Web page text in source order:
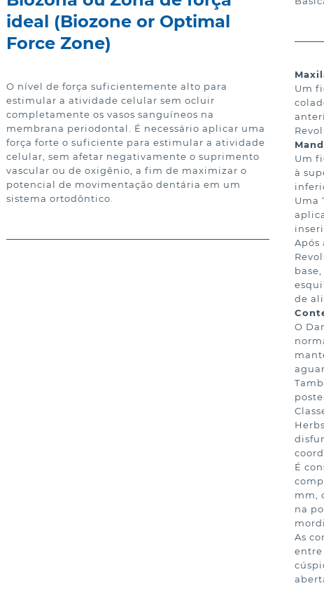
ideal (Biozone or Optimal
Force Zone)
O nível de força suficientemente alto para
estimular a atividade celular sem ocluir
completamente os vasos sanguíneos na
membrana periodontal. É necessário aplicar uma
força forte o suficiente para estimular a atividade
celular, sem afetar negativamente o suprimento
vascular ou de oxigênio, a fim de maximizar o
potencial de movimentação dentária em um
sistema ortodôntico.
Um
Um
à
Uma
Após
O
É
mm,
na
As
entre